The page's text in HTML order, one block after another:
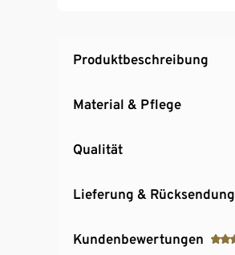
Produktbeschreibung
Material & Pflege
Qualität
Lieferung & Rücksendung
Kundenbewertungen